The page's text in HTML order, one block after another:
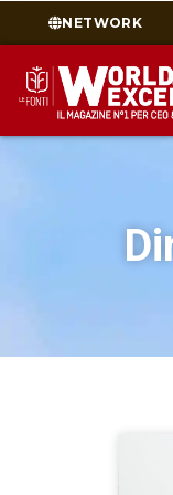
NETWORK